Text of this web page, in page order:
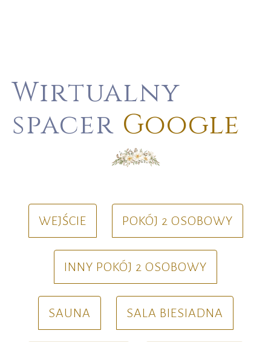
Wirtualny
spacer Google
WEJŚCIE POKÓJ 2 OSOBOWY
INNY POKÓJ 2 OSOBOWY
SAUNA SALA BIESIADNA